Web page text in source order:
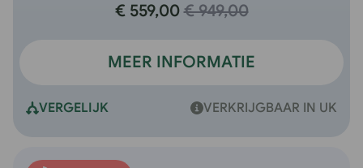
€ 559,00 € 949,00
MEER INFORMATIE
VERGELIJK VERKRIJGBAAR IN UK